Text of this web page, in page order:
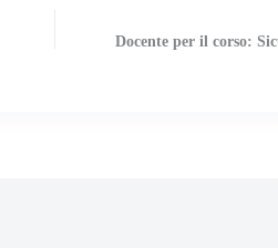
Docente per il corso: